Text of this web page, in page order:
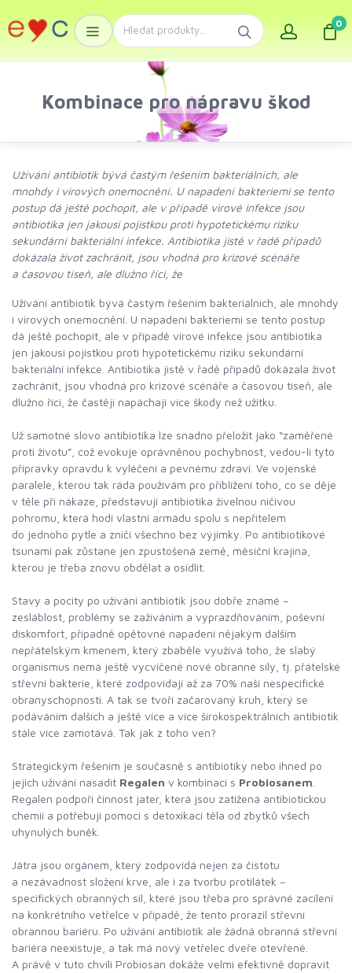
0
Kombinace pro nápravu škod
Užívání antibiotik bývá častým řešením bakteriálních, ale
mnohdy i virových onemocnění. U napadení bakteriemi se tento
postup dá ještě pochopit, ale v případě virové infekce jsou
antibiotika jen jakousi pojistkou proti hypotetickému riziku
sekundární bakteriální infekce. Antibiotika jistě v řadě případů
dokázala život zachránit, jsou vhodná pro krizové scénáře
a časovou tíseň, ale dlužno říci, že
Užívání antibiotik bývá častým řešením bakteriálních, ale mnohdy
i virových onemocnění. U napadení bakteriemi se tento postup
dá ještě pochopit, ale v případě virové infekce jsou antibiotika
jen jakousi pojistkou proti hypotetickému riziku sekundární
bakteriální infekce. Antibiotika jistě v řadě případů dokázala život
zachránit, jsou vhodná pro krizové scénáře a časovou tíseň, ale
dlužno říci, že častěji napáchají více škody než užitku.
Už samotné slovo antibiotika lze snadno přeložit jako “zaměřené
proti životu”, což evokuje oprávněnou pochybnost, vedou-li tyto
přípravky opravdu k vyléčení a pevnému zdraví. Ve vojenské
paralele, kterou tak ráda používám pro přiblížení toho, co se děje
v těle při nákaze, představují antibiotika živelnou ničivou
pohromu, která hodí vlastní armádu spolu s nepřítelem
do jednoho pytle a zničí všechno bez výjimky. Po antibiotikové
tsunami pak zůstane jen zpustošená země, měsíční krajina,
kterou je třeba znovu obdělat a osídlit.
Stavy a pocity po užívání antibiotik jsou dobře známé –
zesláblost, problémy se zažíváním a vyprazdňováním, poševní
diskomfort, případně opětovné napadení nějakým dalším
nepřátelským kmenem, který zbaběle využívá toho, že slabý
organismus nemá ještě vycvičené nové obranné síly, tj. přátelské
střevní bakterie, které zodpovídají až za 70% naší nespecifické
obranyschopnosti. A tak se tvoří začarovaný kruh, který se
podáváním dalších a ještě více a více širokospektrálních antibiotik
stále více zamotává. Tak jak z toho ven?
Strategickým řešením je současně s antibiotiky nebo ihned po
jejich užívání nasadit Regalen v kombinaci s Probiosanem
Regalen podpoří činnost jater, která jsou zatížená antibiotickou
chemií a potřebují pomoci s detoxikací těla od zbytků všech
uhynulých buněk.
Játra jsou orgánem, který zodpovídá nejen za čistotu
a nezávadnost složení krve, ale i za tvorbu protilátek –
specifických obranných sil, které jsou třeba pro správné zacílení
na konkrétního vetřelce v případě, že tento prorazil střevní
obrannou bariéru. Po užívání antibiotik ale žádná obranná střevní
bariéra neexistuje, a tak má nový vetřelec dveře otevřené.
A právě v tuto chvíli Probiosan dokáže velmi efektivně dopravit